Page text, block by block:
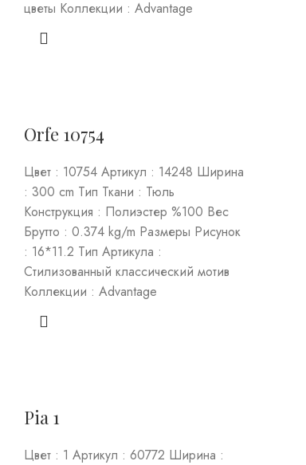
цветы Коллекции : Advantage
Orfe 10754
Цвет : 10754 Артикул : 14248 Ширина
: 300 cm Тип Ткани : Тюль
Конструкция : Полиэстер %100 Вес
Брутто : 0.374 kg/m Размеры Рисунок
: 16*11.2 Тип Артикула :
Стилизованный классический мотив
Коллекции : Advantage
Pia 1
Цвет : 1 Артикул : 60772 Ширина :